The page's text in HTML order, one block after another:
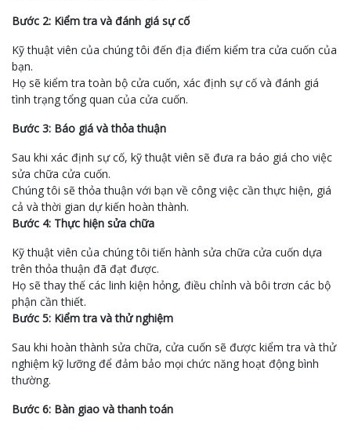
Bước 2: Kiểm tra và đánh giá sự cố
Kỹ thuật viên của chúng tôi đến địa điểm kiểm tra cửa cuốn của
bạn.
Họ sẽ kiểm tra toàn bộ cửa cuốn, xác định sự cố và đánh giá
tình trạng tổng quan của cửa cuốn.
Bước 3: Báo giá và thỏa thuận
Sau khi xác định sự cố, kỹ thuật viên sẽ đưa ra báo giá cho việc
sửa chữa cửa cuốn.
Chúng tôi sẽ thỏa thuận với bạn về công việc cần thực hiện, giá
cả và thời gian dự kiến hoàn thành.
Bước 4: Thực hiện sửa chữa
Kỹ thuật viên của chúng tôi tiến hành sửa chữa cửa cuốn dựa
trên thỏa thuận đã đạt được.
Họ sẽ thay thế các linh kiện hỏng, điều chỉnh và bôi trơn các bộ
phận cần thiết.
Bước 5: Kiểm tra và thử nghiệm
Sau khi hoàn thành sửa chữa, cửa cuốn sẽ được kiểm tra và thử
nghiệm kỹ lưỡng để đảm bảo mọi chức năng hoạt động bình
thường.
Bước 6: Bàn giao và thanh toán